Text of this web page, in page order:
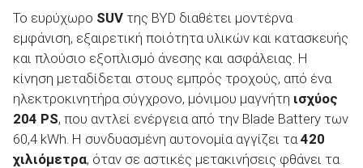
Το ευρύχωρο SUV της BYD διαθέτει μοντέρνα
εμφάνιση, εξαιρετική ποιότητα υλικών και κατασκευής
και πλούσιο εξοπλισμό άνεσης και ασφάλειας. Η
κίνηση μεταδίδεται στους εμπρός τροχούς, από ένα
ηλεκτροκινητήρα σύγχρονο, μόνιμου μαγνήτη ισχύος
204 PS, που αντλεί ενέργεια από την Blade Battery των
60,4 kWh. Η συνδυασμένη αυτονομία αγγίζει τα 420
χιλιόμετρα, όταν σε αστικές μετακινήσεις φθάνει τα